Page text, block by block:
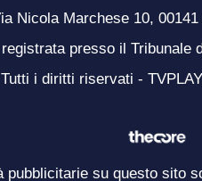
Nicola Marchese 10,
presso il Tribunale
i diritti riservati -
pubblicitarie su questo sito